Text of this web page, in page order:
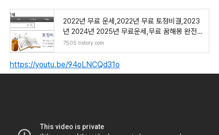
2022년 무료 운세,2022년 무료 토정비결,2023
년 2024년 2025년 무료운세,무료 꿈해몽 완전
무료!
7505.tistory.com
https://youtu.be/94oLNCQd31o